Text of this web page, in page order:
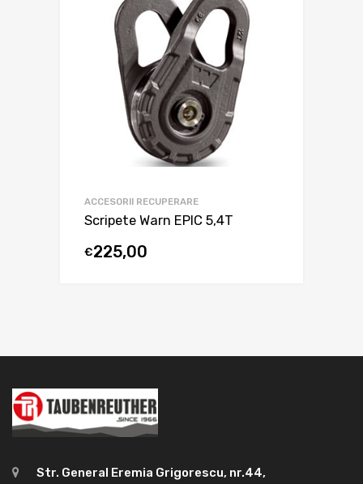
ACCESORII RECUPERARE
Scripete Warn EPIC 5,4T
€225,00
Str. General Eremia Grigorescu, nr.44,